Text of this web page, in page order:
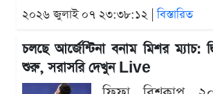
২০২৬ জুলাই ০৭ ২৩:৩৮:১২ |বিস্তারিত
চলছে আর্জেন্টিনা বনাম মিশর ম্যাচ:
শুরু, সরাসরি দেখুন Live